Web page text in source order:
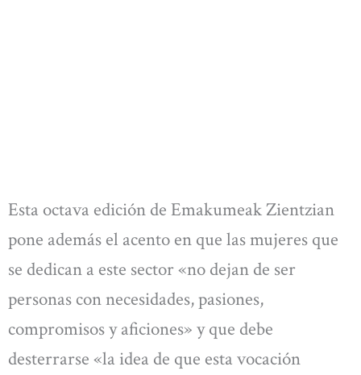
Esta octava edición de Emakumeak Zientzian
pone además el acento en que las mujeres que
se dedican a este sector «no dejan de ser
personas con necesidades, pasiones,
compromisos y aficiones» y que debe
desterrarse «la idea de que esta vocación